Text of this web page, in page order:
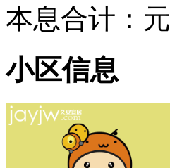
本息合计： 元
小区信息